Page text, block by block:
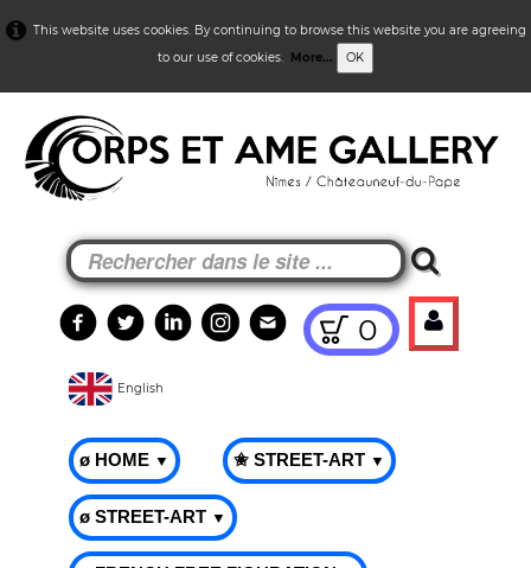
This website uses cookies. By continuing to browse this website you are agreeing
to our use of cookies. More... OK
0
English
ø HOME ▼ ✬ STREET-ART ▼
ø STREET-ART ▼